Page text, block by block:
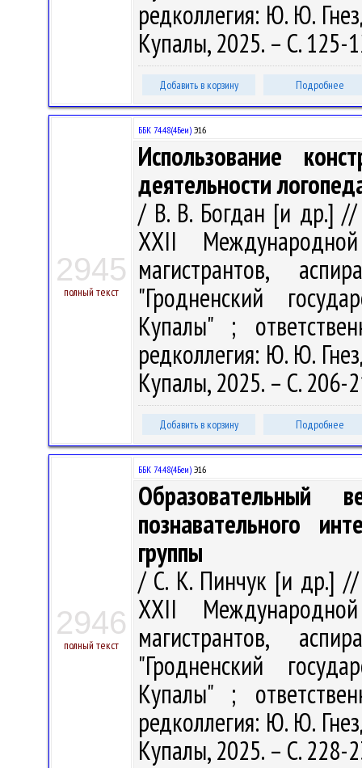
редколлегия: Ю. Ю.
Купалы, 2025. – С. 125-
Добавить в корзину Подробнее
2945
полный текст
ББК 74.48(4Беи) Э16
Использование
деятельности
/ В. В. Богдан [и др.] //
XХII
магистрантов,
"Гродненский
Купалы" ;
редколлегия: Ю. Ю.
Купалы, 2025. – С. 206-
Добавить в корзину Подробнее
2946
полный текст
ББК 74.48(4Беи) Э16
Образовательный
познавательного
группы
/ С. К. Пинчук [и др.] //
XХII
магистрантов,
"Гродненский
Купалы" ;
редколлегия: Ю. Ю.
Купалы, 2025. – С. 228-